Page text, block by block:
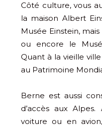
Côté culture, vous
la maison Albert
Musée Einstein,
ou encore le
Quant à la vieille
au Patrimoine
Berne est aussi
d’accès aux
voiture ou en